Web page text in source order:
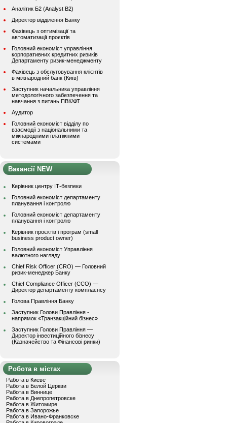
Аналітик Б2 (Analyst B2)
Директор відділення Банку
Фахівець з оптимізації та
автоматизації проєктів
Головний економіст управління
корпоративних кредитних ризиків
Департаменту ризик-менеджменту
Фахівець з обслуговування клієнтів
в міжнародний банк (Київ)
Заступник начальника управління
методологічного забезпечення та
навчання з питань ПВК/ФТ
Аудитор
Головний економіст відділу по
взаємодії з національними та
міжнародними платіжними
системами
Вакансії NEW
Керівник центру ІТ-безпеки
Головний економіст департаменту
планування і контролю
Головний економіст департаменту
планування і контролю
Керівник проєктів і програм (small
business product owner)
Головний економіст Управління
валютного нагляду
Chief Risk Officer (CRO) — Головний
ризик-менеджер Банку
Chief Compliance Officer (CCO) —
Директор департаменту комплаєнсу
Голова Правління Банку
Заступник Голови Правління -
напрямок «Транзакційний бізнес»
Заступник Голови Правління —
Директор інвестиційного бізнесу
(Казначейство та Фінансові ринки)
Робота в містах
Работа в Киеве
Работа в Белой Церкви
Работа в Виннице
Работа в Днепропетровске
Работа в Житомире
Работа в Запорожье
Работа в Ивано-Франковске